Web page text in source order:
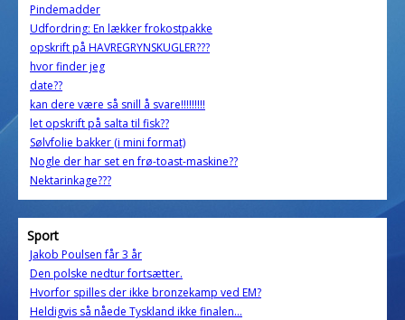
Pindemadder
Udfordring: En lækker frokostpakke
opskrift på HAVREGRYNSKUGLER???
hvor finder jeg
date??
kan dere være så snill å svare!!!!!!!!!
let opskrift på salta til fisk??
Sølvfolie bakker (i mini format)
Nogle der har set en frø-toast-maskine??
Nektarinkage???
Sport
Jakob Poulsen får 3 år
Den polske nedtur fortsætter.
Hvorfor spilles der ikke bronzekamp ved EM?
Heldigvis så nåede Tyskland ikke finalen...